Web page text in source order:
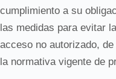
cumplimiento a su
las medidas para evitar
acceso no autorizado,
la normativa vigente de